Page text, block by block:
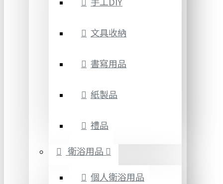
文具收納
書寫用品
紙製品
禮品
衛浴用品
個人衛浴用品